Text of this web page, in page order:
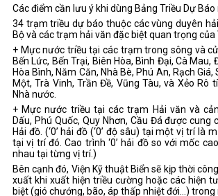
Các điểm cần lưu ý khi dùng Bảng Triều Dự
34 trạm triều dự báo thuộc các vùng duyên
Bộ và các trạm hải văn đặc biệt quan trọng của
+ Mực nước triều tại các trạm trong sông và
Bến Lức, Bến Trại, Biên Hòa, Bình Đại, Cà Mau,
Hòa Bình, Năm Căn, Nhà Bè, Phú An, Rạch
Một, Trà Vinh, Trần Đề, Vũng Tàu, và Xẻo Rô
Nhà nước.
+ Mực nước triều tại các trạm Hải văn và
Dấu, Phú Quốc, Quy Nhơn, Cầu Đá được cung
Hải đồ. (‘0’ hải đồ (‘0’ độ sâu) tại một vị trí là
tại vị trí đó. Cao trình ‘0’ hải đồ so với mốc
nhau tại từng vị trí.)
Bên cạnh đó, Viện Kỹ thuật Biển sẽ kịp thời
xuất khi xuất hiện triều cường hoặc các hiện
biệt (gió chướng, bão, áp thấp nhiệt đới…) trong